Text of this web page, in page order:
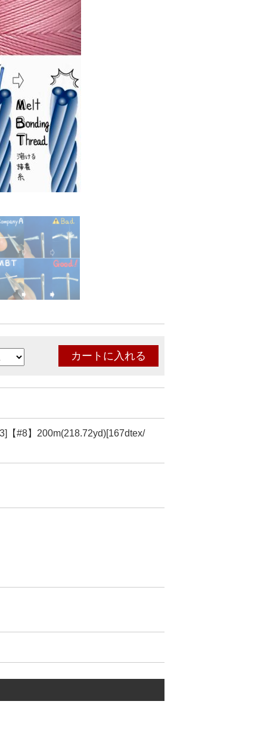
【#8】200m(218.72yd)[167dtex/
理する事で熱融着糸を溶か
。(4枚目画像参照)
い戻り)が無い】最適な状態を目